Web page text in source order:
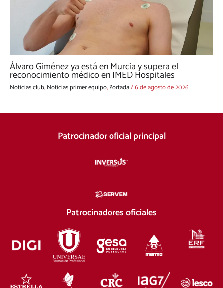
Álvaro Giménez ya está en Murcia y supera el
reconocimiento médico en IMED Hospitales
Noticias club,Noticias primer equipo,Portada/6 de agosto de 2026
Patrocinador oficial principal
Patrocinadores oficiales